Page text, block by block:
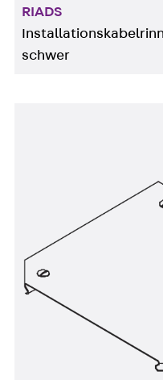
RIADS
schwer